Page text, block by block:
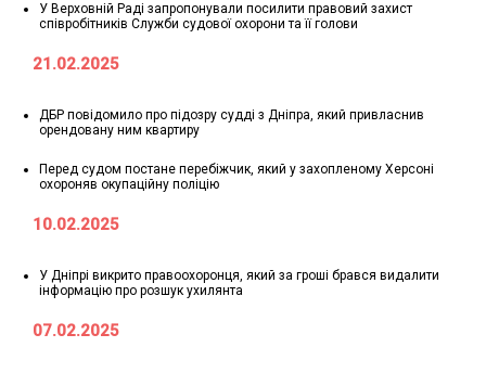
У Верховній Раді запропонували посилити правовий захист
співробітників Служби судової охорони та її голови
21.02.2025
ДБР повідомило про підозру судді з Дніпра, який привласнив
орендовану ним квартиру
Перед судом постане перебіжчик, який у захопленому Херсоні
охороняв окупаційну поліцію
10.02.2025
У Дніпрі викрито правоохоронця, який за гроші брався видалити
інформацію про розшук ухилянта
07.02.2025